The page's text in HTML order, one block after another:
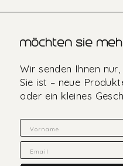
möchten sie
Wir senden Ihnen
Sie ist – neue
oder ein kleines
Fornavn
Email